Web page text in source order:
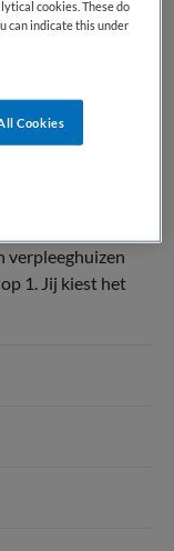
interessant zijn.
verpleeghuizen
1. Jij kiest het
cookies. These do
can indicate this under
Cookies